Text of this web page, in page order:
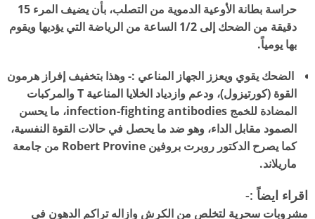
حراسة بطانة الأوعية الدموية من التصلب، بأن يضيف المرء 15
دقيقة من الضحك إلى 1/2 الساعة من الرياضة التي يؤديها ويقوم
بها يومياً.
الضحك يقوي ويعزز الجهاز المناعي :- وهذا بتخفيف إفراز هرمون
القوة (كورتيزول)، ودعم وازدياد الخلايا المناعية T والمركبات
المضادة للخمج infection-fighting antibodies، ما يحسن
الصمود مقابل الداء، وهو ضد ما يحصل في حالات القوة النفسية،
كما يصرح الدكتور روبرت بروفين Robert Provine من جامعة
ماريلاند.
اقراء ايضاً :-
مشروبات سحرية لتخلص من الكرش وازاله تراكم الدهون في